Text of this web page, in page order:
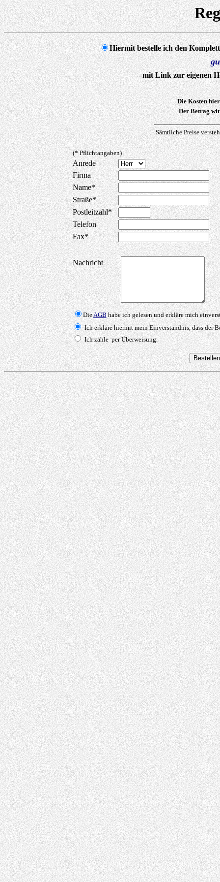
Hiermit bestelle ich den
mit Link zur eigenen
Die Kosten
Der Betrag
Sämtliche Preise
(* Pflichtangaben)
Anrede
Firma
Name*
Straße*
Postleitzahl*
Telefon
Fax*
Nachricht
DieAGBhabe ich gelesen und erkläre mich
Ich erkläre hiermit mein Einverständnis, dass der
Ich zahle per Überweisung.